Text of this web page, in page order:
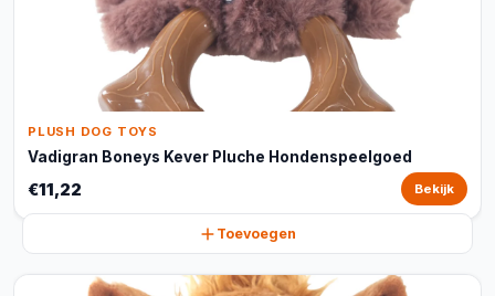
PLUSH DOG TOYS
Vadigran Boneys Kever Pluche Hondenspeelgoed
€11,22 Bekijk
Toevoegen